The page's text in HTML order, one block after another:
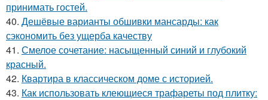
принимать гостей.
40. Дешёвые варианты обшивки мансарды: как
сэкономить без ущерба качеству
41. Смелое сочетание: насыщенный синий и глубокий
красный.
42. Квартира в классическом доме с историей.
43. Как использовать клеющиеся трафареты под плитку: